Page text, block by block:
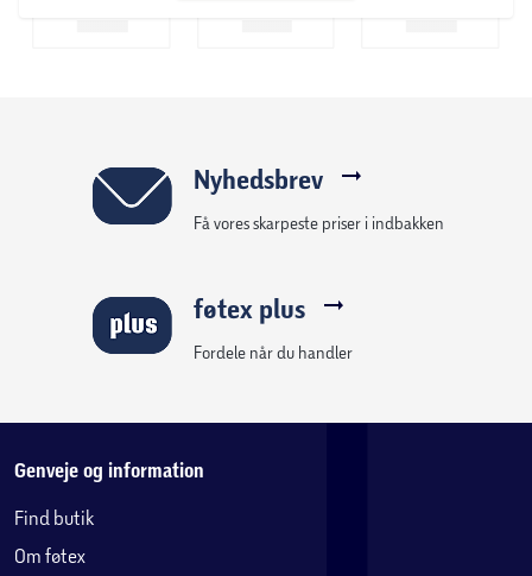
Nyhedsbrev
Få vores skarpeste priser i indbakken
føtex plus
Fordele når du handler
Genveje og information
Find butik
Om føtex